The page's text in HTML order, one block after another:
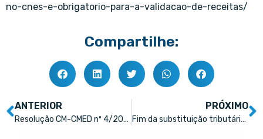
no-cnes-e-obrigatorio-para-a-validacao-de-receitas/
Compartilhe:
ANTERIOR
Resolução CM-CMED nº 4/2026 – Ajuste de Preços de Medicamentos
PRÓXIMO
Fim da substituição tributária em SP impacta margens das farmácias